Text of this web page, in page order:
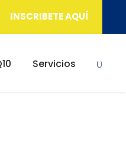
INSCRIBETE AQUÍ
Servicios